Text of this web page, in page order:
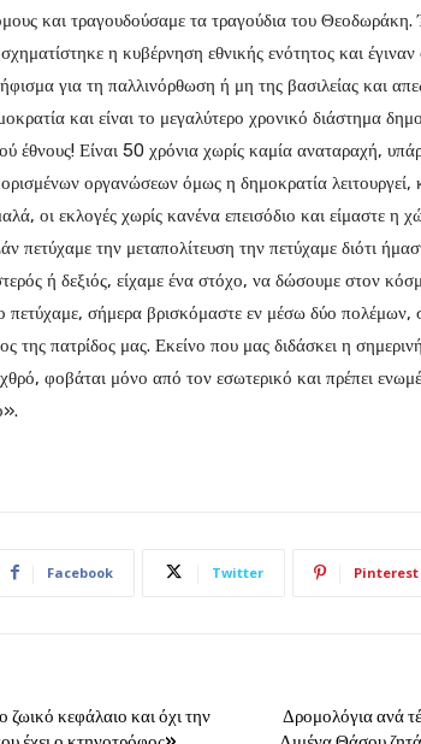
και τραγουδούσαμε τα τραγούδια του
η κυβέρνηση εθνικής ενότητος και έγιναν
για τη παλλινόρθωση ή μη της βασιλείας και
και είναι το μεγαλύτερο χρονικό διάστημα
έθνους! Είναι 50 χρόνια χωρίς καμία αναταραχή,
ορισμένων οργανώσεων όμως η δημοκρατία
οι εκλογές χωρίς κανένα επεισόδιο και είμαστε η
πετύχαμε την μεταπολίτευση την πετύχαμε διότι
ή δεξιός, είχαμε ένα στόχο, να δώσουμε στον
πετύχαμε, σήμερα βρισκόμαστε εν μέσω δύο πολέμων,
της πατρίδος μας. Εκείνο που μας διδάσκει η
φοβάται μόνο από τον εσωτερικό και πρέπει
Facebook Twitter Pinterest
κεφάλαιο και όχι την
Δρομολόγια ανά